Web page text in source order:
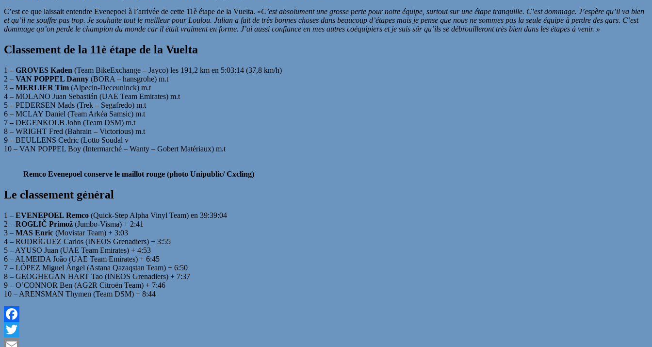
C’est ce que laissait entendre Evenepoel à l’arrivée de cette 11è étape de la Vuelta. »C’est absolument une grosse perte pour notre équipe, surtout sur une étape tranquille. C’est dommage. J’espère qu’il va bien
et qu’il ne souffre pas trop. Je souhaite tout le meilleur pour Loulou. Julian a fait de très bonnes choses dans beaucoup d’étapes mais je pense que nous ne sommes pas la seule équipe à perdre des gars. C’est
dommage qu’on perde le champion du monde car il était vraiment en forme. J’ai aussi confiance en mes autres coéquipiers et je suis sûr qu’ils se débrouilleront très bien dans les étapes à venir. »
Classement de la 11è étape de la Vuelta
1 – GROVES Kaden (Team BikeExchange – Jayco) les 191,2 km en 5:03:14 (37,8 km/h)
2 – VAN POPPEL Danny (BORA – hansgrohe) m.t
3 – MERLIER Tim (Alpecin-Deceuninck) m.t
4 – MOLANO Juan Sebastián (UAE Team Emirates) m.t
5 – PEDERSEN Mads (Trek – Segafredo) m.t
6 – MCLAY Daniel (Team Arkéa Samsic) m.t
7 – DEGENKOLB John (Team DSM) m.t
8 – WRIGHT Fred (Bahrain – Victorious) m.t
9 – BEULLENS Cedric (Lotto Soudal v
10 – VAN POPPEL Boy (Intermarché – Wanty – Gobert Matériaux) m.t
Remco Evenepoel conserve le maillot rouge (photo Unipublic/ Cxcling)
Le classement général
1 – EVENEPOEL Remco (Quick-Step Alpha Vinyl Team) en 39:39:04
2 – ROGLIČ Primož (Jumbo-Visma) + 2:41
3 – MAS Enric (Movistar Team) + 3:03
4 – RODRÍGUEZ Carlos (INEOS Grenadiers) + 3:55
5 – AYUSO Juan (UAE Team Emirates) + 4:53
6 – ALMEIDA João (UAE Team Emirates) + 6:45
7 – LÓPEZ Miguel Ángel (Astana Qazaqstan Team) + 6:50
8 – GEOGHEGAN HART Tao (INEOS Grenadiers) + 7:37
9 – O’CONNOR Ben (AG2R Citroën Team) + 7:46
10 – ARENSMAN Thymen (Team DSM) + 8:44
Facebook
Twitter